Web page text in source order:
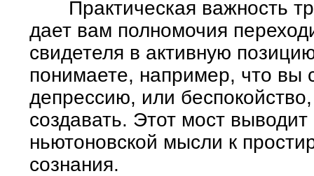
Практическая важность
дает вам полномочия
свидетеля в активную
понимаете, например, что вы
депрессию, или
создавать. Этот мост
ньютоновской мысли к
сознания.